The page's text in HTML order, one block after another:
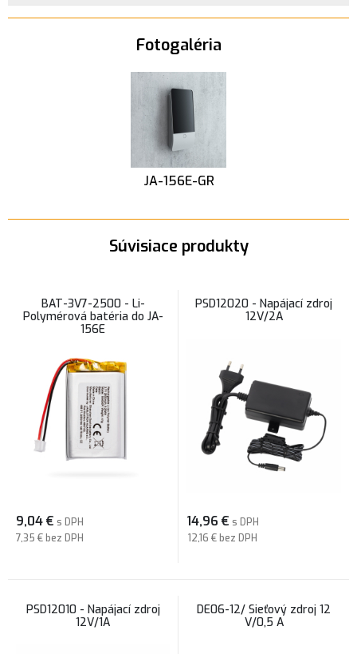
Fotogaléria
JA-156E-GR
Súvisiace produkty
BAT-3V7-2500 - Li-
Polymérová batéria do JA-
156E
9,04€ s DPH
7,35 €bez DPH
PSD12020 - Napájací zdroj
12V/2A
14,96 € s DPH
12,16 €bez DPH
PSD12010 - Napájací zdroj
12V/1A
DE06-12/ Sieťový zdroj 12
V/0,5 A